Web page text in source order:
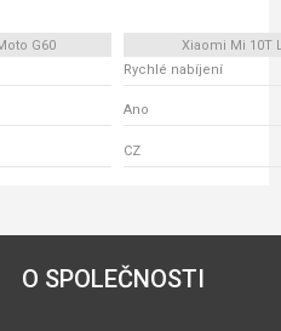
G60
Xiaomi Mi 10T
Rychlé nabíjení
Ano
CZ
O SPOLEČNOSTI